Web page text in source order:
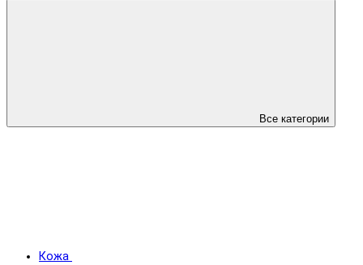
Все категории
Кожа